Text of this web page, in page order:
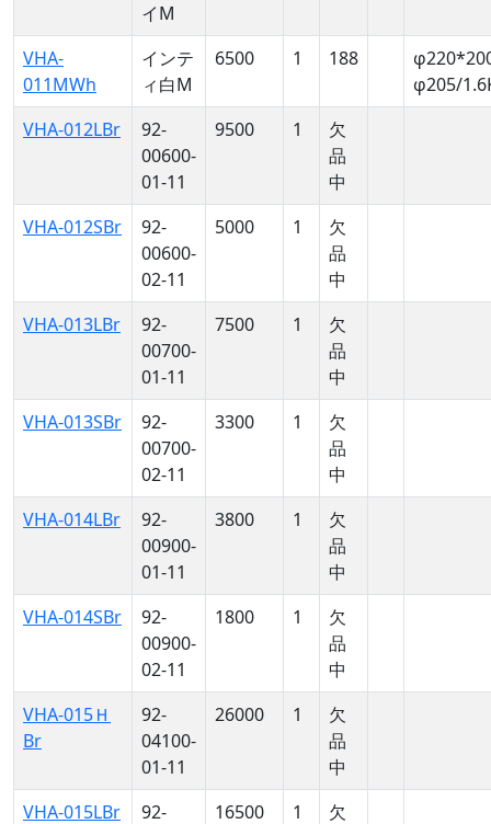
イM
VHA-
011MWh
インテ
ィ白M
6500 1 188
φ205/
VHA-012LBr
92-
00600-
01-11
9500 1
欠
品
中
VHA-012SBr
92-
00600-
02-11
5000 1
欠
品
中
VHA-013LBr
92-
00700-
01-11
7500 1
欠
品
中
VHA-013SBr
92-
00700-
02-11
3300 1
欠
品
中
VHA-014LBr
92-
00900-
01-11
3800 1
欠
品
中
VHA-014SBr
92-
00900-
02-11
1800 1
欠
品
中
VHA-015Ｈ
Br
92-
04100-
01-11
26000 1
欠
品
中
VHA-015LBr
92- 16500 1 欠